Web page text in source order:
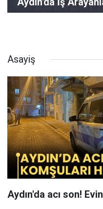
Asayiş
Aydın'da acı son!